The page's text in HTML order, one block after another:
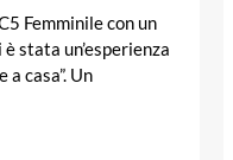
Femminile con un
stata un’esperienza
casa”. Un